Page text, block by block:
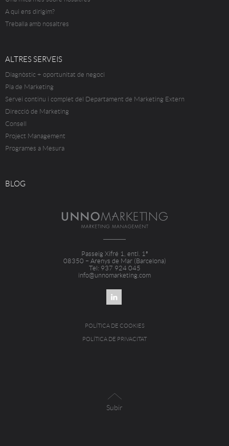
A qui ens dirigim?
Treballa amb nosaltres
ALTRES SERVEIS
Diagnòstic + oportunitat de negoci
Pla de Marketing
Servei continu i complet del Departament de Marketing Extern
Direcció de Marketing
Consell
Project Management
Programes a Mesura
BLOG
Passeig Xifré 1, entl. 1ª
08350 – Arenys de Mar (Barcelona)
Tel: 937 924 045
info@unnomarketing.com
POLÍTICA DE COOKIES
POLÍTICA DE PRIVACITAT
Subir